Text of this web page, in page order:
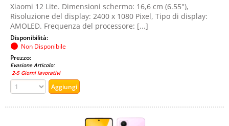
Xiaomi 12 Lite. Dimensioni schermo: 16,6 cm (6.55"),
Risoluzione del display: 2400 x 1080 Pixel, Tipo di display:
AMOLED. Frequenza del processore: [...]
Disponibilità:
Non Disponibile
Prezzo:
Evasione Articolo:
2-5 Giorni lavorativi